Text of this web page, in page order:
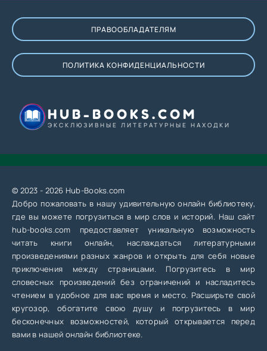
ПРАВООБЛАДАТЕЛЯМ
ПОЛИТИКА КОНФИДЕНЦИАЛЬНОСТИ
HUB-BOOKS.COM
ЭКСКЛЮЗИВНЫЕ ЛИТЕРАТУРНЫЕ НАХОДКИ
© 2023 - 2026 Hub-Books.com
Добро пожаловать в нашу удивительную онлайн библиотеку,
где вы можете погрузиться в мир слов и историй. Наш сайт
hub-books.com предоставляет уникальную возможность
читать книги онлайн, наслаждаться литературными
произведениями разных жанров и открыть для себя новые
приключения между страницами. Погрузитесь в мир
словесных произведений без ограничений и насладитесь
чтением в удобное для вас время и место. Расширьте свой
кругозор, обогатите свою душу и погрузитесь в мир
бесконечных возможностей, который открывается перед
вами в нашей онлайн библиотеке.